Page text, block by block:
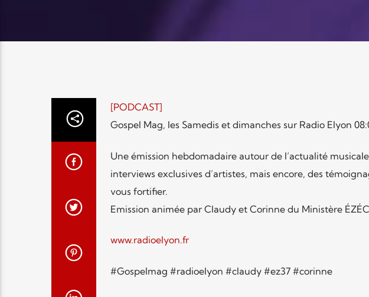
[PODCAST]
Gospel Mag, les Samedis et dimanches sur Radio Elyon
Une émission hebdomadaire autour de l’actualité
interviews exclusives d’artistes, mais encore, des
vous fortifier.
Emission animée par Claudy et Corinne du Ministère
www.radioelyon.fr
#Gospelmag #radioelyon #claudy #ez37 #corinne